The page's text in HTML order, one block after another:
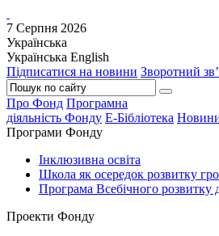
7 Серпня 2026
Українська
Українська English
Підписатися на новини Зворотний
Про Фонд Програмна
діяльність Фонду Е-Бібліотека
Програми Фонду
Інклюзивна освіта
Школа як осередок розвитку
Програма Всебічного
Проекти Фонду